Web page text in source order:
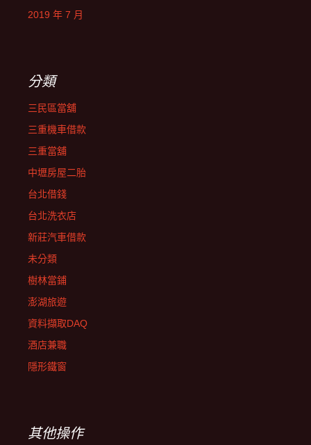
2019 年 7 月
分類
三民區當舖
三重機車借款
三重當舖
中壢房屋二胎
台北借錢
台北洗衣店
新莊汽車借款
未分類
樹林當鋪
澎湖旅遊
資料擷取DAQ
酒店兼職
隱形鐵窗
其他操作